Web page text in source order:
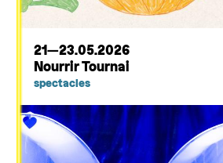
21—23.05.2026
Nourrir Tournai
spectacles